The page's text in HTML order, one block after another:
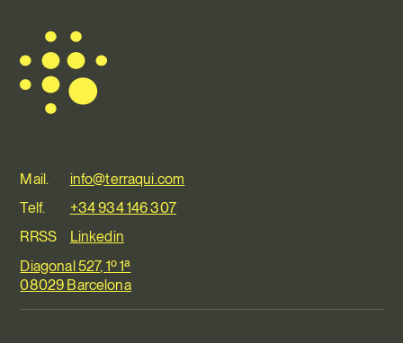
Mail.
info@terraqui.com
Telf.
+34 934 146 307
Diagonal 527, 1º 1ª
08029 Barcelona
RRSS Linkedin